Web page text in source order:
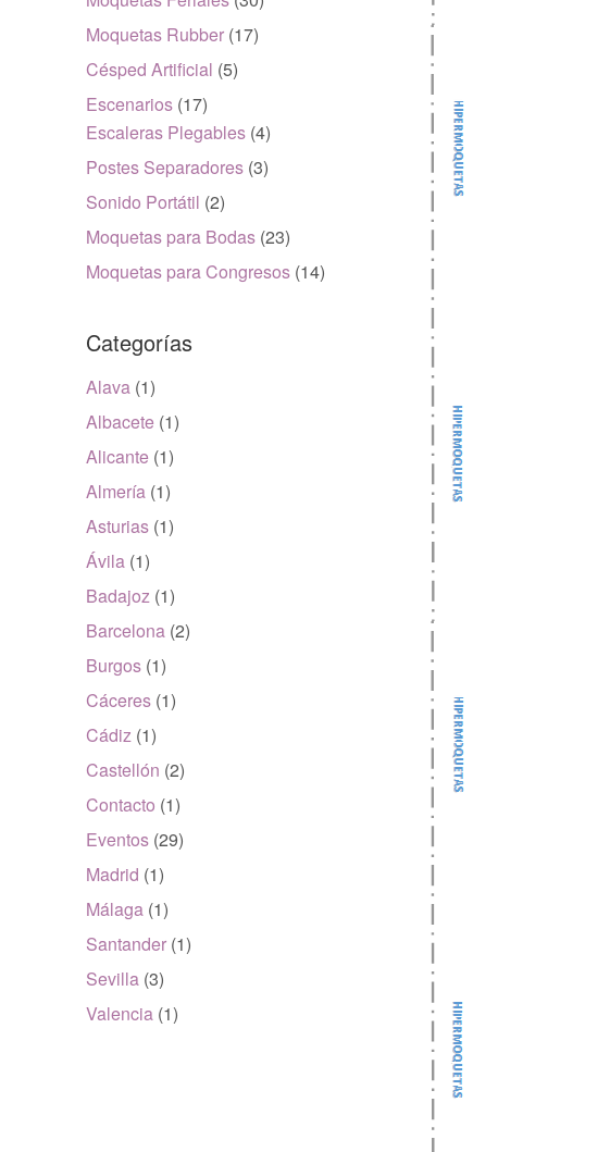
Moquetas Rubber (17)
Césped Artificial (5)
Escenarios (17)
Escaleras Plegables (4)
Postes Separadores (3)
Sonido Portátil (2)
Moquetas para Bodas (23)
Moquetas para Congresos (14)
Categorías
Alava (1)
Albacete (1)
Alicante (1)
Almería (1)
Asturias (1)
Ávila (1)
Badajoz (1)
Barcelona (2)
Burgos (1)
Cáceres (1)
Cádiz (1)
Castellón (2)
Contacto (1)
Eventos (29)
Madrid (1)
Málaga (1)
Santander (1)
Sevilla (3)
Valencia (1)